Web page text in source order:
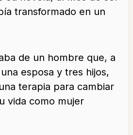
transformado en un
de un hombre que, a
esposa y tres hijos,
terapia para cambiar
vida como mujer